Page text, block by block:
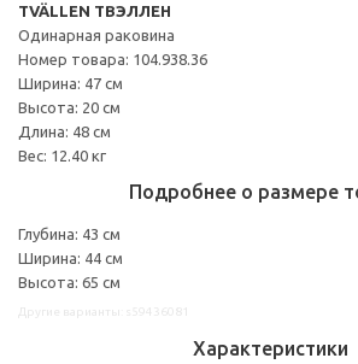
TVÄLLEN ТВЭЛЛЕН
Одинарная раковина
Номер товара: 104.938.36
Ширина: 47 см
Высота: 20 см
Длина: 48 см
Вес: 12.40 кг
Подробнее о размере
Глубина: 43 см
Ширина: 44 см
Высота: 65 см
Характеристики